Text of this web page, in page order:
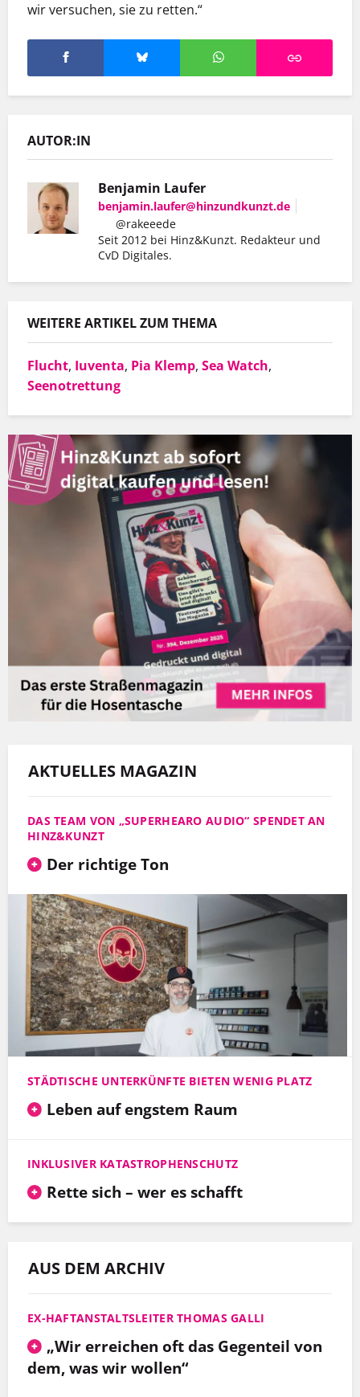
wir versuchen, sie zu retten.“
AUTOR:IN
Benjamin Laufer
benjamin.laufer@hinzundkunzt.de
@rakeeede
Seit 2012 bei Hinz&Kunzt. Redakteur und
CvD Digitales.
WEITERE ARTIKEL ZUM THEMA
Flucht, Iuventa, Pia Klemp, Sea Watch,
Seenotrettung
AKTUELLES MAGAZIN
DAS TEAM VON „SUPERHEARO AUDIO“ SPENDET AN
HINZ&KUNZT
Der richtige Ton
STÄDTISCHE UNTERKÜNFTE BIETEN WENIG PLATZ
Leben auf engstem Raum
INKLUSIVER KATASTROPHENSCHUTZ
Rette sich – wer es schafft
AUS DEM ARCHIV
EX-HAFTANSTALTSLEITER THOMAS GALLI
„Wir erreichen oft das Gegenteil von
dem, was wir wollen“